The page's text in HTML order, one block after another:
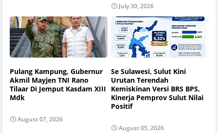
July 30, 2026
Pulang Kampung, Gubernur
Akmil Mayjen TNI Rano
Tilaar Di Jemput Kasdam XIII
Mdk
August 07, 2026
Se Sulawesi, Sulut Kini
Urutan Terendah
Kemiskinan Versi BRS BPS,
Kinerja Pemprov Sulut Nilai
Positif
August 05, 2026